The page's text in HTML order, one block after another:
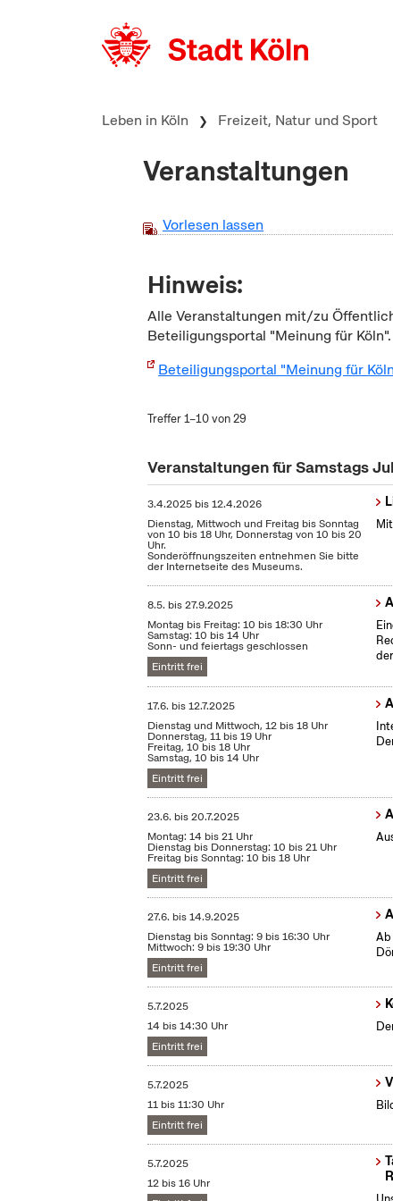
Leben in Köln Freizeit, Natur und Sport
Veranstaltungen
Vorlesen lassen
Hinweis:
Alle Veranstaltungen mit/zu
Beteiligungsportal "Meinung für Köln".
Beteiligungsportal "Meinung für
Treffer 1–10 von 29
Veranstaltungen für Samstags
3.4.2025 bis12.4.2026
Dienstag, Mittwoch und Freitag bis Sonntag
von 10 bis 18 Uhr, Donnerstag von 10 bis 20
Uhr.
Sonderöffnungszeiten entnehmen Sie bitte
der Internetseite des Museums.
8.5. bis27.9.2025
Montag bis Freitag: 10 bis 18:30 Uhr
Samstag: 10 bis 14 Uhr
Sonn- und feiertags geschlossen
Eintritt frei
17.6. bis12.7.2025
Dienstag und Mittwoch, 12 bis 18 Uhr
Donnerstag, 11 bis 19 Uhr
Freitag, 10 bis 18 Uhr
Samstag, 10 bis 14 Uhr
Eintritt frei
23.6. bis20.7.2025
Montag: 14 bis 21 Uhr
Dienstag bis Donnerstag: 10 bis 21 Uhr
Freitag bis Sonntag: 10 bis 18 Uhr
Eintritt frei
27.6. bis14.9.2025
Dienstag bis Sonntag: 9 bis 16:30 Uhr
Mittwoch: 9 bis 19:30 Uhr
Eintritt frei
Ab
5.7.2025
14 bis 14:30 Uhr
Eintritt frei
5.7.2025
11 bis 11:30 Uhr
Eintritt frei
5.7.2025
12 bis 16 Uhr